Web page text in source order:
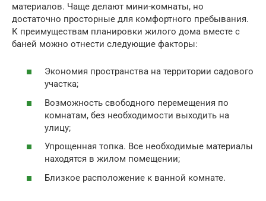
материалов. Чаще делают мини-комнаты, но
достаточно просторные для комфортного пребывания.
К преимуществам планировки жилого дома вместе с
баней можно отнести следующие факторы:
Экономия пространства на территории садового
участка;
Возможность свободного перемещения по
комнатам, без необходимости выходить на
улицу;
Упрощенная топка. Все необходимые материалы
находятся в жилом помещении;
Близкое расположение к ванной комнате.